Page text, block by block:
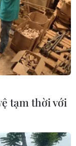
tạm thời với